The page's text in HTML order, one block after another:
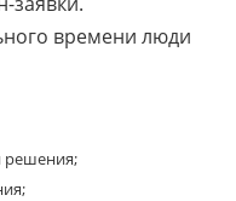
времени люди
решения;